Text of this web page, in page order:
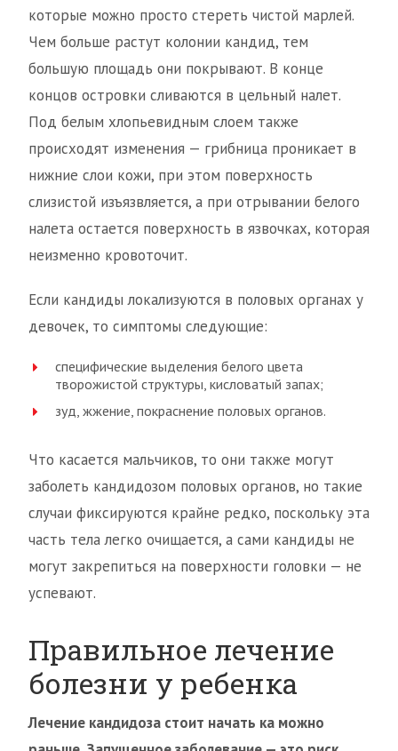
которые можно просто стереть чистой марлей.
Чем больше растут колонии кандид, тем
большую площадь они покрывают. В конце
концов островки сливаются в цельный налет.
Под белым хлопьевидным слоем также
происходят изменения — грибница проникает в
нижние слои кожи, при этом поверхность
слизистой изъязвляется, а при отрывании белого
налета остается поверхность в язвочках, которая
неизменно кровоточит.
Если кандиды локализуются в половых органах у
девочек, то симптомы следующие:
специфические выделения белого цвета
творожистой структуры, кисловатый запах;
зуд, жжение, покраснение половых органов.
Что касается мальчиков, то они также могут
заболеть кандидозом половых органов, но такие
случаи фиксируются крайне редко, поскольку эта
часть тела легко очищается, а сами кандиды не
могут закрепиться на поверхности головки — не
успевают.
Правильное лечение
болезни у ребенка
Лечение кандидоза стоит начать ка можно